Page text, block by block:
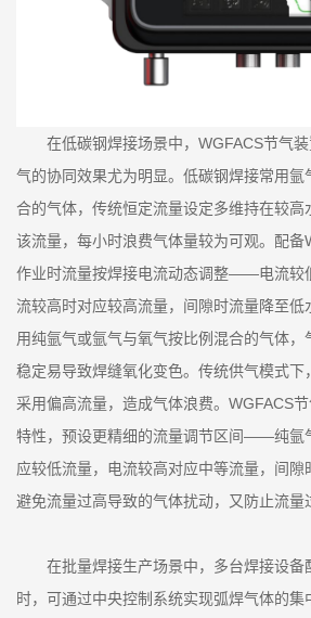
在低碳钢焊接场景中，WGFACS节气
气的协同效果尤为明显。低碳钢焊接常用氩
合的气体，传统恒定流量设定多维持在较高
该流量，每小时浪费气体量较为可观。配备
作业时流量按焊接电流动态调整——电流较
流较高时对应较高流量，间隙时流量降至
用纯氩气或氩气与氧气按比例混合的气体
稳定易导致焊缝氧化变色。传统供气模式下
采用偏高流量，造成气体浪费。WGFACS
特性，预设更精细的流量调节区间——纯氩
应较低流量，电流较高对应中等流量，间
避免流量过高导致的气体扰动，又防止流量
在批量焊接生产场景中，多台焊接设备
时，可通过中央控制系统实现弧焊气体的集